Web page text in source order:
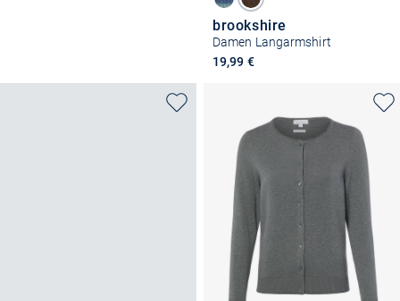
brookshire
Damen Langarmshirt
19,99 €